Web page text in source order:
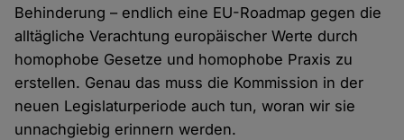
Behinderung – endlich eine EU-Roadmap gegen die
alltägliche Verachtung europäischer Werte durch
homophobe Gesetze und homophobe Praxis zu
erstellen. Genau das muss die Kommission in der
neuen Legislaturperiode auch tun, woran wir sie
unnachgiebig erinnern werden.